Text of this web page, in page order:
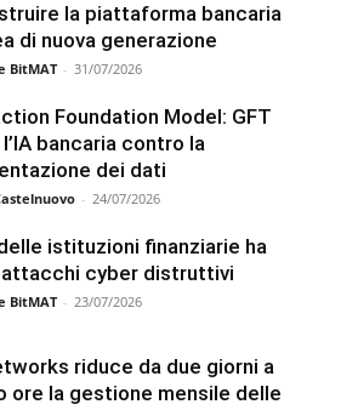
la piattaforma bancaria
di nuova generazione
BitMAT - 31/07/2026
Foundation Model: GFT
bancaria contro la
dei dati
- 24/07/2026
istituzioni finanziarie ha
cyber distruttivi
BitMAT - 23/07/2026
riduce da due giorni a
ore la gestione mensile delle